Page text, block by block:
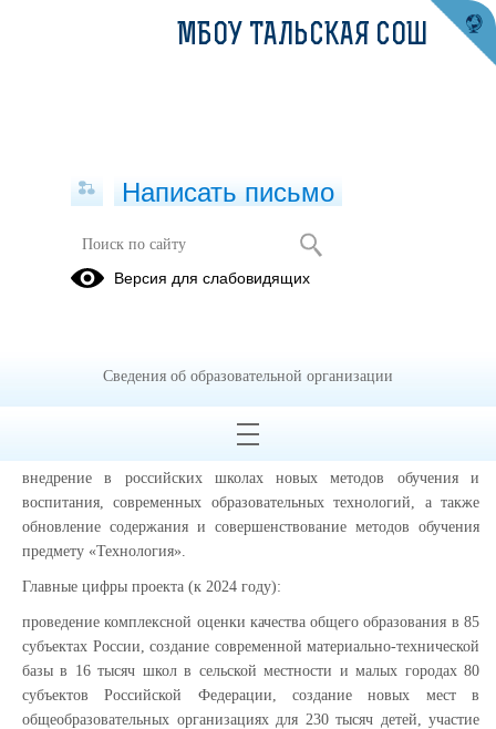
Современная школа
21.12.2020
внедрение в российских школах новых методов обучения и
воспитания, современных образовательных технологий, а также
обновление содержания и совершенствование методов обучения
предмету «Технология».
Главные цифры проекта (к 2024 году):
проведение комплексной оценки качества общего образования в 85
субъектах России, создание современной материально-технической
базы в 16 тысяч школ в сельской местности и малых городах 80
субъектов Российской Федерации, создание новых мест в
общеобразовательных организациях для 230 тысяч детей, участие
МБОУ ТАЛЬСКАЯ СОШ
Написать письмо
Версия для слабовидящих
Сведения об образовательной организации